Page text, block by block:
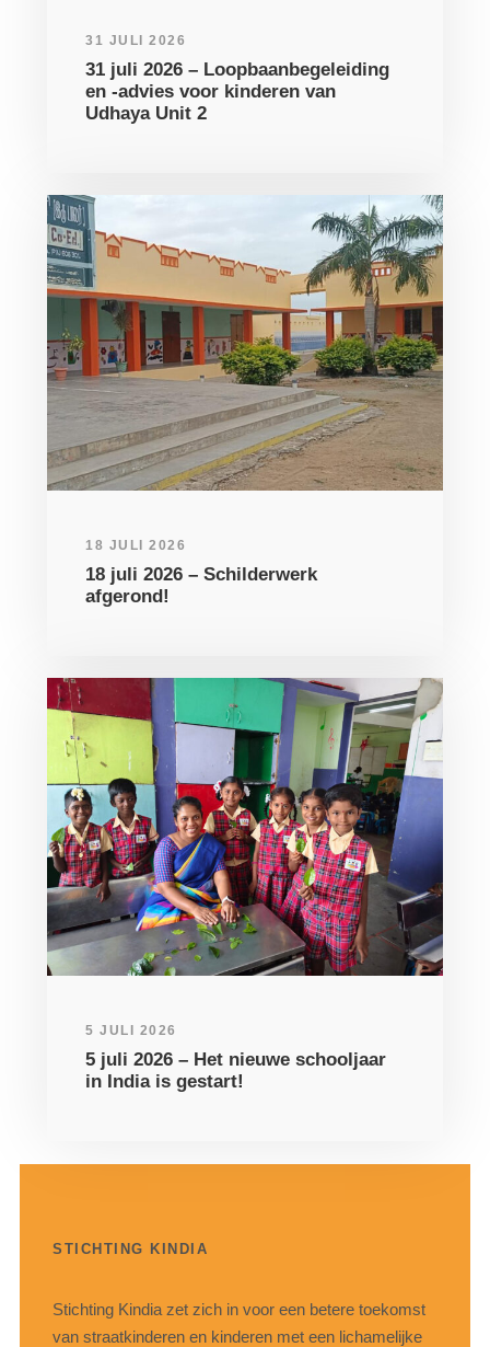
31 JULI 2026
31 juli 2026 – Loopbaanbegeleiding
en -advies voor kinderen van
Udhaya Unit 2
18 JULI 2026
18 juli 2026 – Schilderwerk
afgerond!
5 JULI 2026
5 juli 2026 – Het nieuwe schooljaar
in India is gestart!
STICHTING KINDIA
Stichting Kindia zet zich in voor een betere toekomst
van straatkinderen en kinderen met een lichamelijke